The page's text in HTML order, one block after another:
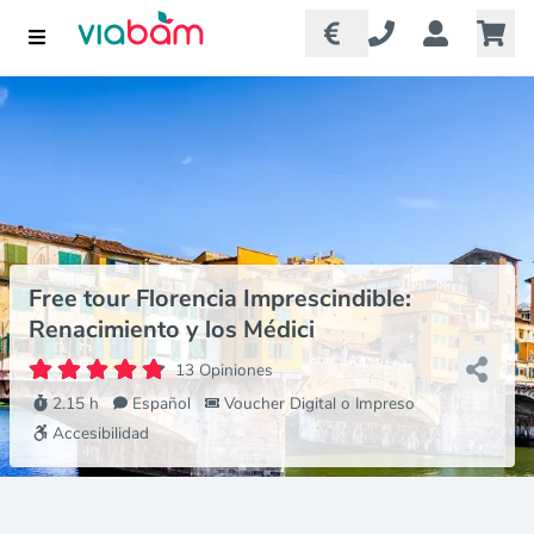
Free tour Florencia Imprescindible:
Renacimiento y los Médici
13 Opiniones
2.15 h
Español
Voucher Digital o Impreso
Accesibilidad